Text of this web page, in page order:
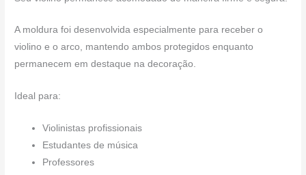
A moldura foi desenvolvida especialmente para receber o
violino e o arco, mantendo ambos protegidos enquanto
permanecem em destaque na decoração.
Ideal para:
Violinistas profissionais
Estudantes de música
Professores